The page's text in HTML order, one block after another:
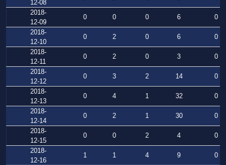
12-08
2018-
12-09
0 0 0 6
0
2018-
12-10
0 2 0 6
0
2018-
12-11
0 2 0 3
0
2018-
12-12
0 3 2 14
0
2018-
12-13
0 4 1 32
0
2018-
12-14
0 2 1 30
0
2018-
12-15
0 0 2 4
0
2018-
12-16
1 1 4 9
0